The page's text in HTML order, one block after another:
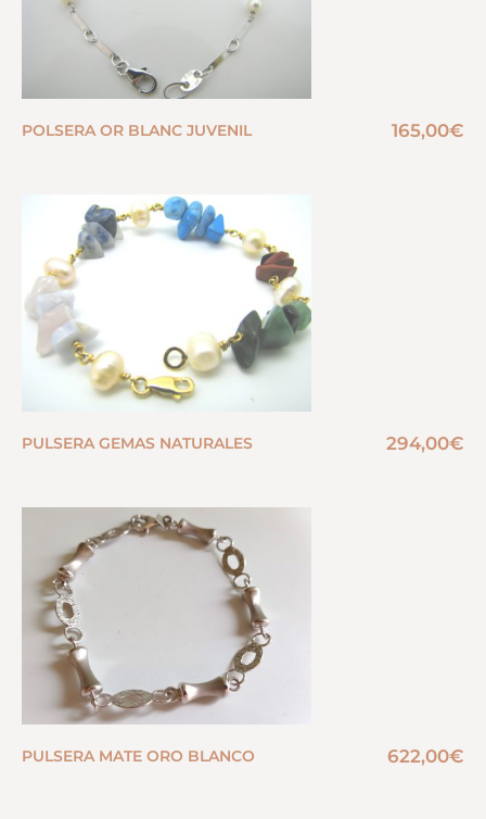
POLSERA OR BLANC JUVENIL 165,00€
PULSERA GEMAS NATURALES 294,00€
PULSERA MATE ORO BLANCO 622,00€